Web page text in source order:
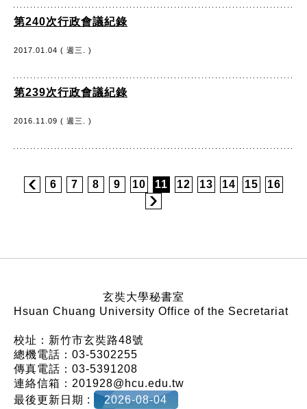
第240次行政會議紀錄
2017.01.04 ( 週三. )
第239次行政會議紀錄
2016.11.09 ( 週三. )
6 7 8 9 10 11 12 13 14 15 16
玄奘大學秘書室
Hsuan Chuang University Office of the Secretariat
校址：新竹市玄奘路48號
總機電話：03-5302255
傳真電話：03-5391208
連絡信箱：201928@hcu.edu.tw
最後更新日期 :
2026-08-04